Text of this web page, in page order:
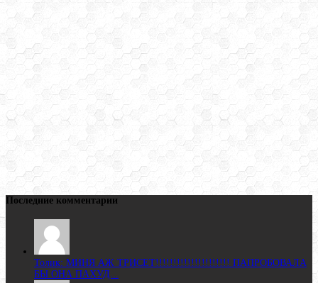
Последние комментарии
Толик: МИНЯ АЖ ТРИСЕТ!!!!!!!!!!!!!!!!!!!!! ПАПРОБОВАЛА
БЫ ОНА ПАХУД...